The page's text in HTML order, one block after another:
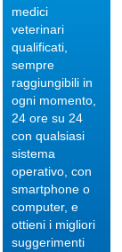
medici
veterinari
qualificati,
sempre
raggiungibili in
ogni momento,
24 ore su 24
con qualsiasi
sistema
operativo, con
smartphone o
computer, e
ottieni i migliori
suggerimenti
04/10/
Veterinario
di
Maurizio
Albano
Guarda